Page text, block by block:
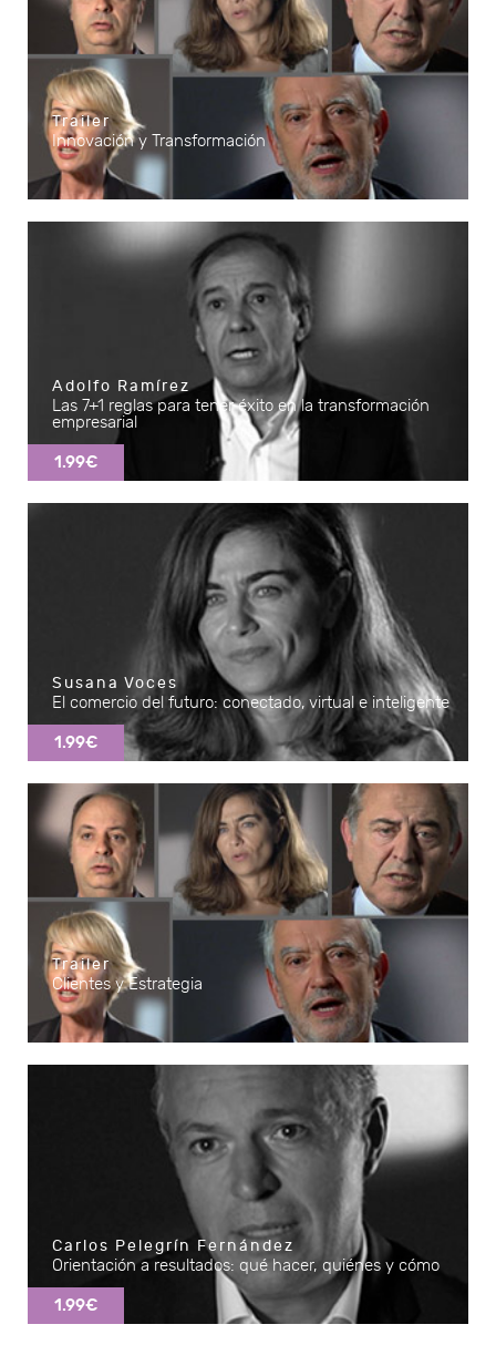
Trailer
Innovación y Transformación
Adolfo Ramírez
Las 7+1 reglas para tener éxito en la transformación
empresarial
1.99€
Susana Voces
El comercio del futuro: conectado, virtual e inteligente
1.99€
Trailer
Clientes y Estrategia
Carlos Pelegrín Fernández
Orientación a resultados: qué hacer, quiénes y cómo
1.99€